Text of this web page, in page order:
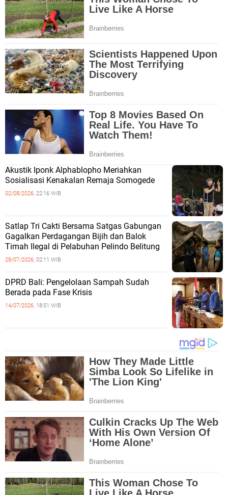
Akustik Iponk Alphablopho Meriahkan
Sosialisasi Kenakalan Remaja Somogede
02/08/2026, 22:16 WIB
Satlap Tri Cakti Bersama Satgas Gabungan
Gagalkan Perdagangan Bijih dan Balok
Timah Ilegal di Pelabuhan Pelindo Belitung
28/07/2026, 02:11 WIB
DPRD Bali: Pengelolaan Sampah Sudah
Berada pada Fase Krisis
14/07/2026, 18:51 WIB